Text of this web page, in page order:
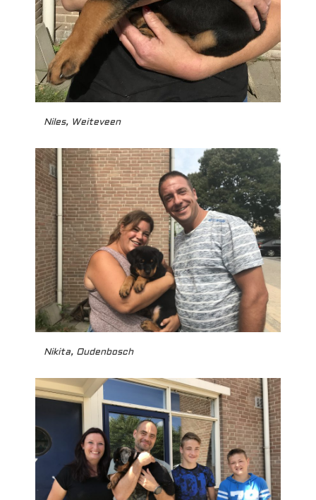
Niles, Weiteveen
Nikita, Oudenbosch